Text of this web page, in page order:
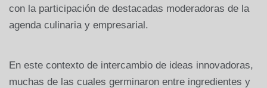
con la participación de destacadas moderadoras de la
agenda culinaria y empresarial.
En este contexto de intercambio de ideas innovadoras,
muchas de las cuales germinaron entre ingredientes y